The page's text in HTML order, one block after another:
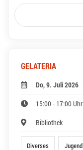
GELATERIA
Do, 9. Juli 2026
15:00 - 17:00 Uhr
Bibliothek
Diverses Jugend